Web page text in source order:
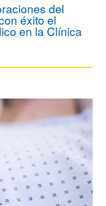
del
éxito el
en la Clínica